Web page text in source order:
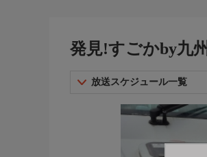
発見!すごかby九
放送スケジュール一覧